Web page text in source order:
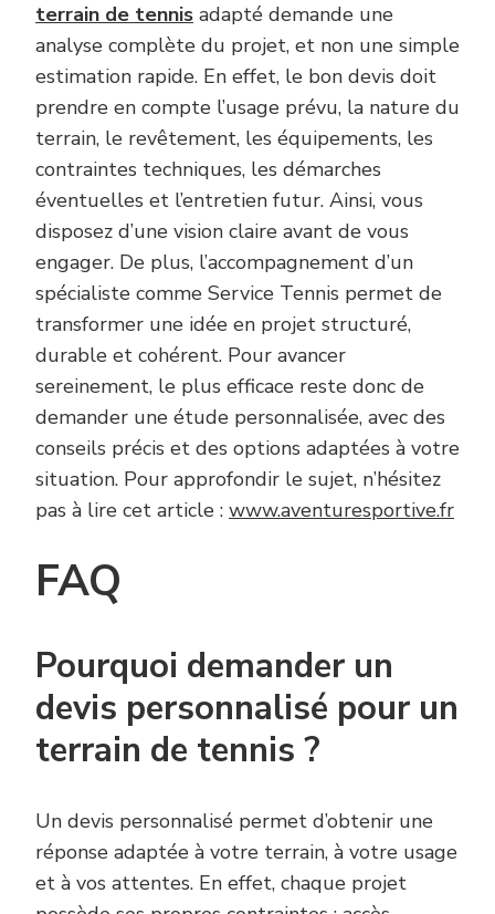
terrain de tennis adapté demande une
analyse complète du projet, et non une simple
estimation rapide. En effet, le bon devis doit
prendre en compte l’usage prévu, la nature du
terrain, le revêtement, les équipements, les
contraintes techniques, les démarches
éventuelles et l’entretien futur. Ainsi, vous
disposez d’une vision claire avant de vous
engager. De plus, l’accompagnement d’un
spécialiste comme Service Tennis permet de
transformer une idée en projet structuré,
durable et cohérent. Pour avancer
sereinement, le plus efficace reste donc de
demander une étude personnalisée, avec des
conseils précis et des options adaptées à votre
situation. Pour approfondir le sujet, n’hésitez
pas à lire cet article : www.aventuresportive.fr
FAQ
Pourquoi demander un
devis personnalisé pour un
terrain de tennis ?
Un devis personnalisé permet d’obtenir une
réponse adaptée à votre terrain, à votre usage
et à vos attentes. En effet, chaque projet